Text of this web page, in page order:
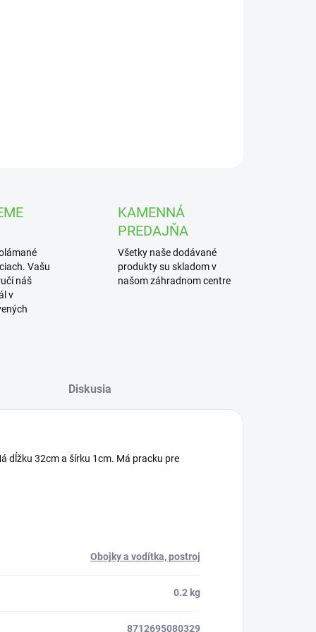
Vašu
náš
v
KAMENNÁ
PREDAJŇA
Všetky naše dodávané
produkty su skladom v
našom záhradnom centre
Diskusia
dĺžku 32cm a šírku 1cm. Má pracku pre
Obojky a vodítka, postroj
0.2 kg
8712695080329